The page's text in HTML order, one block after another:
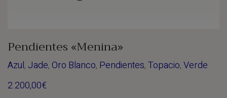
Pendientes «Menina»
Azul, Jade,Oro Blanco, Pendientes,Topacio,Verde
2.200,00€